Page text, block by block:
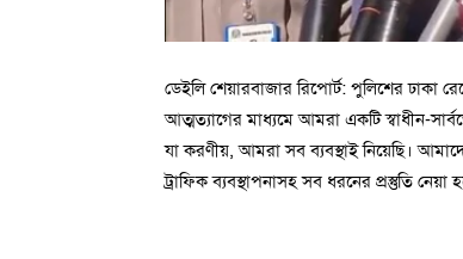
ডেইলি শেয়ারবাজার রিপোর্ট: পুলিশের ঢাকা
আত্মত্যাগের মাধ্যমে আমরা একটি স্বাধীন-
যা করণীয়, আমরা সব ব্যবস্থাই নিয়েছি।
ট্রাফিক ব্যবস্থাপনাসহ সব ধরনের প্রস্তুতি নেয়া